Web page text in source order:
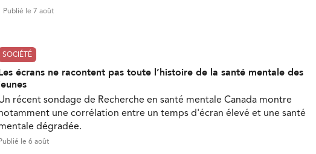
Publié le 7 août
SOCIÉTÉ
écrans ne racontent pas toute l’histoire de la santé mentale des
récent sondage de Recherche en santé mentale Canada montre
une corrélation entre un temps d'écran élevé et une santé
dégradée.
Publié le 6 août